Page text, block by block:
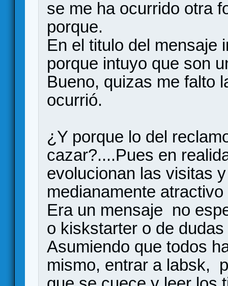
se me ha ocurrido otra
porque.
En el titulo del mensaje
porque intuyo que son
Bueno, quizas me falto
ocurrió.
¿Y porque lo del
cazar?....Pues en
evolucionan las visitas
medianamente
Era un mensaje no
o kiskstarter o de
Asumiendo que todos
mismo, entrar a labsk,